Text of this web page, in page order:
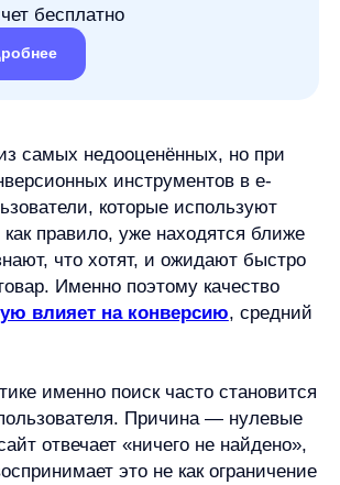
недооценённых, но при
инструментов в e-
которые используют
на конверсию, средний
именно поиск часто становится
отвечает «ничего не найдено»,
это не как ограничение
нужного товара. Итог —
к конкурентам и потерянная
почему классический поиск
проблемой и как
их количество.